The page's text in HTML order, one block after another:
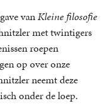
vanKleine filosofie
met twintigers
roepen
op over onze
neemt deze
onder de loep.